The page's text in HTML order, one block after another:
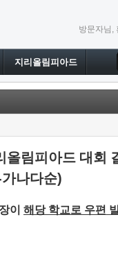
방문자님,
지리올림피아드
올림피아드 대회
가나다순)
이 해당 학교로 우편